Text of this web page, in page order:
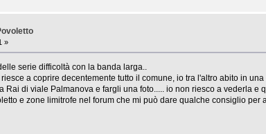
»
serie difficoltà con la banda larga..
a coprire decentemente tutto il comune, io tra l'altro abito in
Rai di viale Palmanova e fargli una foto..... io non riesco a vederla e
e zone limitrofe nel forum che mi può dare qualche consiglio per